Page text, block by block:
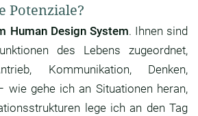
Potenziale?
Human Design System. Ihnen sind
des Lebens zugeordnet,
Kommunikation, Denken,
wie gehe ich an Situationen heran,
lege ich an den Tag